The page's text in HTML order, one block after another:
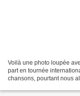
Voilà une photo loupée
part en tournée
chansons, pourtant nous